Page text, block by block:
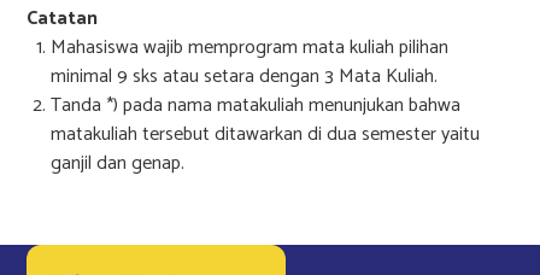
Catatan
Mahasiswa wajib memprogram mata kuliah pilihan
minimal 9 sks atau setara dengan 3 Mata Kuliah.
Tanda *) pada nama matakuliah menunjukan bahwa
matakuliah tersebut ditawarkan di dua semester yaitu
ganjil dan genap.